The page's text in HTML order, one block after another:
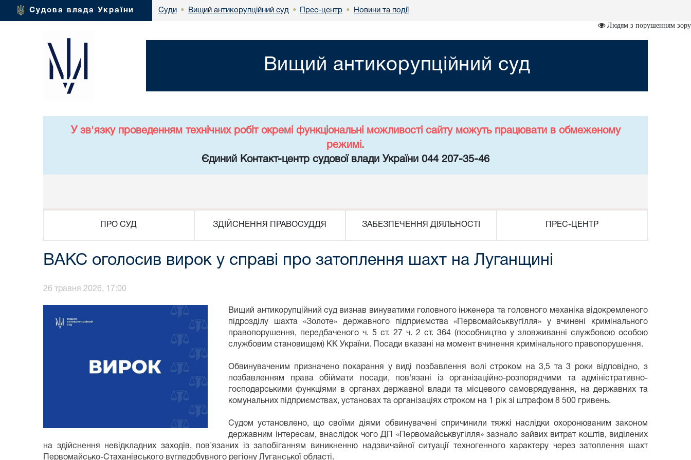
Судова влада України Суди • Вищий антикорупційний суд • Прес-центр • Новини та події
Людям з порушенням зору
Вищий антикорупційний суд
У зв'язку проведенням технічних робіт окремі функціональні можливості сайту можуть працювати в обмеженому
режимі.
Єдиний Контакт-центр судової влади України 044 207-35-46
ПРО СУД ЗДІЙСНЕННЯ ПРАВОСУДДЯ ЗАБЕЗПЕЧЕННЯ ДІЯЛЬНОСТІ ПРЕС-ЦЕНТР
ВАКС оголосив вирок у справі про затоплення шахт на Луганщині
26 травня 2026, 17:00
Вищий антикорупційний суд визнав винуватими головного інженера та головного механіка відокремленого
підрозділу шахта «Золоте» державного підприємства «Первомайськвугілля» у вчинені кримінального
правопорушення, передбаченого ч. 5 ст. 27 ч. 2 ст. 364 (пособництво у зловживанні службовою особою
службовим становищем) КК України. Посади вказані на момент вчинення кримінального правопорушення.
Обвинуваченим призначено покарання у виді позбавлення волі строком на 3,5 та 3 роки відповідно, з
позбавленням права обіймати посади, пов'язані із організаційно-розпорядчими та адміністративно-
господарськими функціями в органах державної влади та місцевого самоврядування, на державних та
комунальних підприємствах, установах та організаціях строком на 1 рік зі штрафом 8 500 гривень.
Судом установлено, що своїми діями обвинувачені спричинили тяжкі наслідки охоронюваним законом
державним інтересам, внаслідок чого ДП «Первомайськвугілля» зазнало зайвих витрат коштів, виділених
на здійснення невідкладних заходів, пов'язаних із запобіганням виникненню надзвичайної ситуації техногенного характеру через затоплення шахт
Первомайсько-Стаханівського вугледобувного регіону Луганської області.